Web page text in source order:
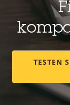
TESTEN